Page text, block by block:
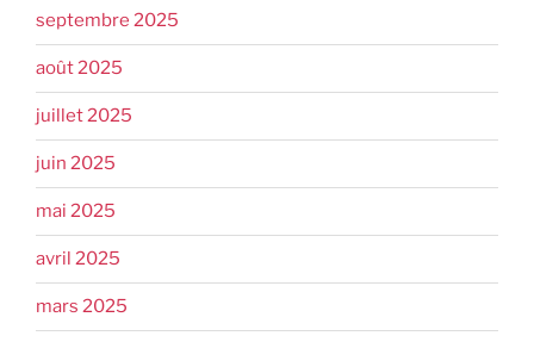
septembre 2025
août 2025
juillet 2025
juin 2025
mai 2025
avril 2025
mars 2025